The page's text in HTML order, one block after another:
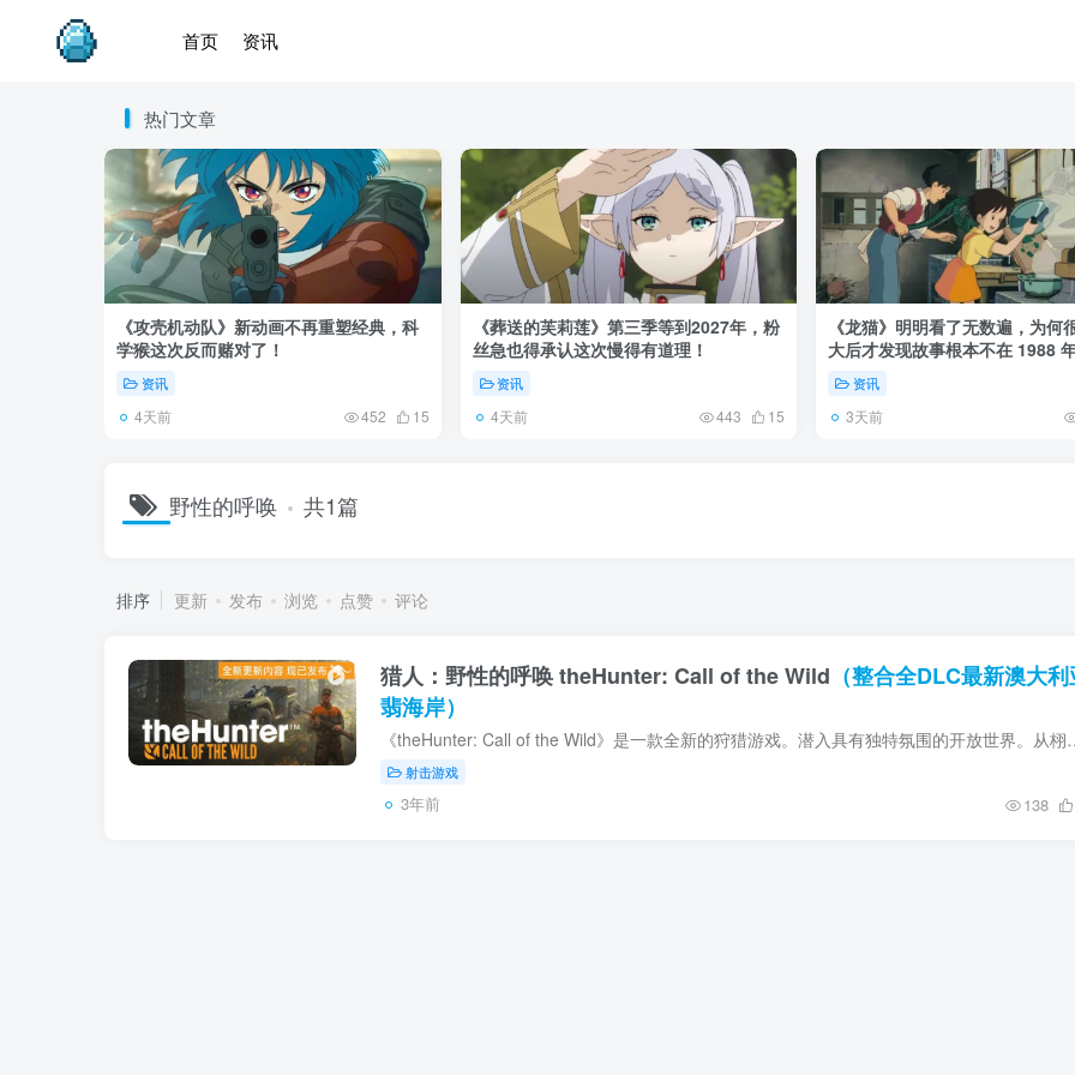
首页 资讯
热门文章
《攻壳机动队》新动画不再重塑经典，科
学猴这次反而赌对了！
资讯
4天前 452 15
《葬送的芙莉莲》第三季等到2027年，粉
丝急也得承认这次慢得有道理！
资讯
4天前 443 15
《龙猫》明明看了无数遍，为何
大后才发现故事根本不在 1988
资讯
3天前
野性的呼唤 共1篇
排序 更新 发布 浏览 点赞 评论
猎人：野性的呼唤 theHunter: Call of the Wild （整合全DLC最新澳大
翡海岸）
《theHunter: Call of the Wild》是一款全新的狩猎游戏。
射击游戏
3年前 138